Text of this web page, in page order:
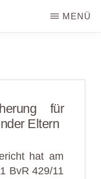
MENÜ
für
Eltern
hat am
BvR 429/11